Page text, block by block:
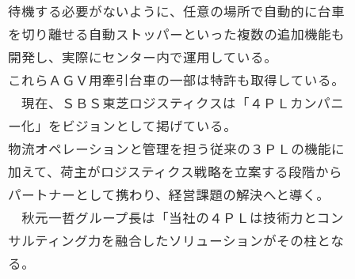
待機する必要がないように、任意の場所で自動的に台車
を切り離せる自動ストッパーといった複数の追加機能も
開発し、実際にセンター内で運用している。
これらＡＧＶ用牽引台車の一部は特許も取得している。
現在、ＳＢＳ東芝ロジスティクスは「４ＰＬカンパニ
ー化」をビジョンとして掲げている。
物流オペレーションと管理を担う従来の３ＰＬの機能に
加えて、荷主がロジスティクス戦略を立案する段階から
パートナーとして携わり、経営課題の解決へと導く。
秋元一哲グループ長は「当社の４ＰＬは技術力とコン
サルティング力を融合したソリューションがその柱とな
る。